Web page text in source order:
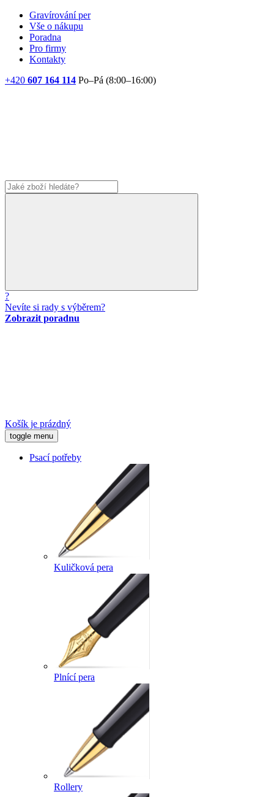
Gravírování per
Vše o nákupu
Poradna
Pro firmy
Kontakty
+420 607 164 114 Po–Pá (8:00–16:00)
?
Nevíte si rady s výběrem?
Zobrazit poradnu
Košík je prázdný
toggle menu
Psací potřeby
Kuličková pera
Plnící pera
Rollery